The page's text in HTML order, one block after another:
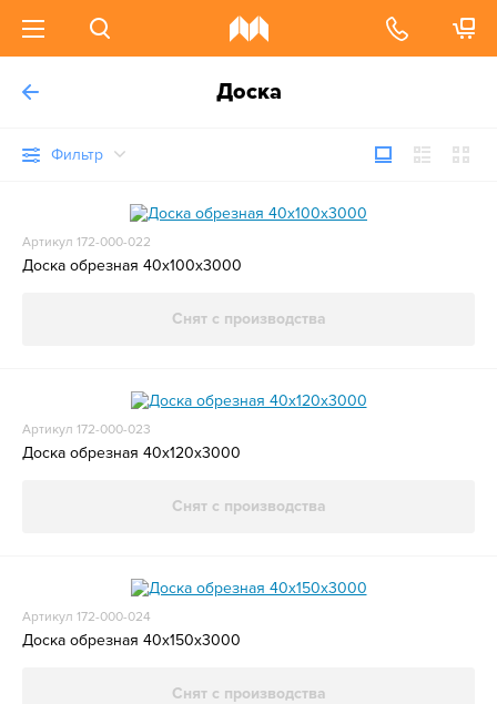
Доска
Фильтр
Артикул 172-000-022
Доска обрезная 40x100x3000
Снят с производства
Артикул 172-000-023
Доска обрезная 40x120x3000
Снят с производства
Артикул 172-000-024
Доска обрезная 40x150x3000
Снят с производства